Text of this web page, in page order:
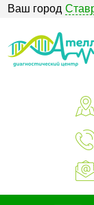
Ваш город